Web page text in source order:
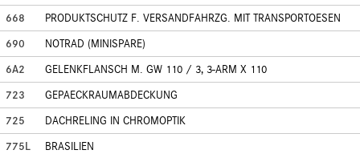
668
PRODUKTSCHUTZ F. VERSANDFAHRZG. MIT TRANSPORTOESEN
690
NOTRAD (MINISPARE)
6A2
GELENKFLANSCH M. GW 110 / 3, 3-ARM X 110
723
GEPAECKRAUMABDECKUNG
725
DACHRELING IN CHROMOPTIK
775L
BRASILIEN